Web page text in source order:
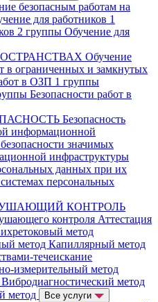
безопасным работам на
для работников 1
2 группы Обучение для
Обучение
в ограниченных и замкнутых
в ОЗП 1 группы
Безопасности работ в
Безопасность
информационной
значимых
инфраструктуры
данных при их
персональных
КОНТРОЛЬ
контроля Аттестация
метод
метод Капиллярный метод
течеискание
измерительный метод
Вибродиагностический метод
метод Все услуги